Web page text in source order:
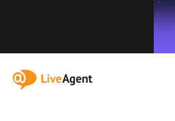
:site.title